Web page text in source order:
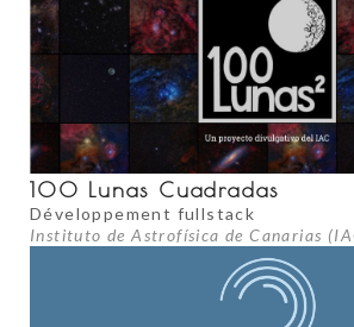
100 Lunas Cuadradas
Développement fullstack
Instituto de Astrofísica de Canarias